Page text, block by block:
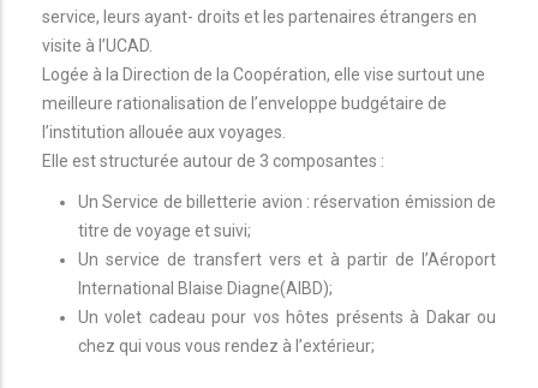
service, leurs ayant- droits et les partenaires étrangers en
visite à l’UCAD.
Logée à la Direction de la Coopération, elle vise surtout une
meilleure rationalisation de l’enveloppe budgétaire de
l’institution allouée aux voyages.
Elle est structurée autour de 3 composantes :
Un Service de billetterie avion : réservation émission de
titre de voyage et suivi;
Un service de transfert vers et à partir de l’Aéroport
International Blaise Diagne(AIBD);
Un volet cadeau pour vos hôtes présents à Dakar ou
chez qui vous vous rendez à l’extérieur;